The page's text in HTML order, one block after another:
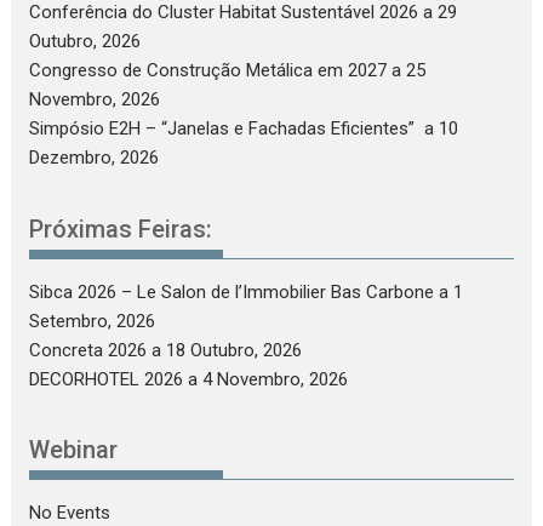
Conferência do Cluster Habitat Sustentável 2026 a 29
Outubro, 2026
Congresso de Construção Metálica em 2027 a 25
Novembro, 2026
Simpósio E2H – “Janelas e Fachadas Eficientes” a 10
Dezembro, 2026
Próximas Feiras:
Sibca 2026 – Le Salon de l’Immobilier Bas Carbone a 1
Setembro, 2026
Concreta 2026 a 18 Outubro, 2026
DECORHOTEL 2026 a 4 Novembro, 2026
Webinar
No Events